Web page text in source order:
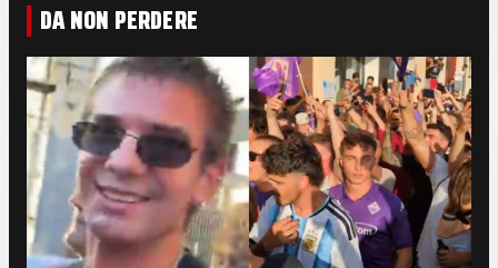
DA NON PERDERE